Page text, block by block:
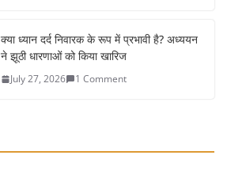
क्या ध्यान दर्द निवारक के रूप में प्रभावी है? अध्ययन
ने झूठी धारणाओं को किया खारिज
July 27, 2026 1 Comment